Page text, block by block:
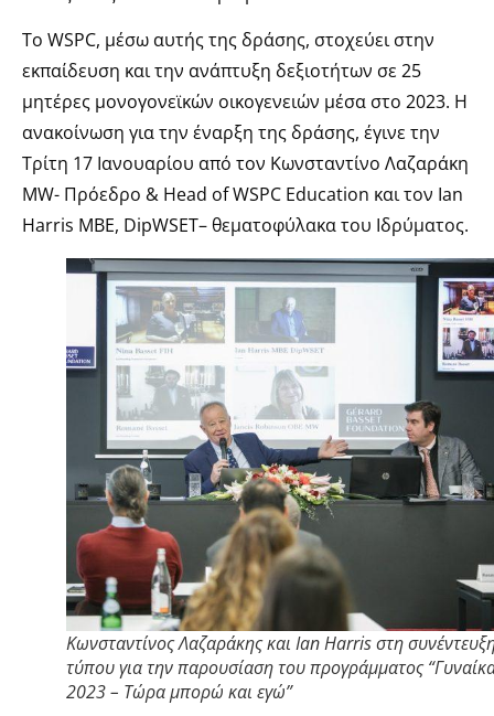
Το WSPC, μέσω αυτής της δράσης, στοχεύει στην
εκπαίδευση και την ανάπτυξη δεξιοτήτων σε 25
μητέρες μονογονεϊκών οικογενειών μέσα στο 2023. Η
ανακοίνωση για την έναρξη της δράσης, έγινε την
Τρίτη 17 Ιανουαρίου από τον Κωνσταντίνο Λαζαράκη
MW- Πρόεδρο & Head of WSPC Education και τον Ian
Harris MBE, DipWSET– θεματοφύλακα του Ιδρύματος.
Κωνσταντίνος Λαζαράκης και Ian Harris στη
τύπου για την παρουσίαση του προγράμματος
2023 – Τώρα μπορώ και εγώ”